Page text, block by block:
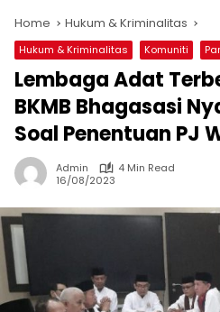
Home Hukum & Kriminalitas
Hukum & Kriminalitas Komuniti
Lembaga Adat
BKMB Bhagasasi
Soal Penentuan PJ
Admin
4 Min Read
16/08/2023